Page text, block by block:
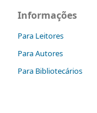
Informações
Para Leitores
Para Autores
Para Bibliotecários